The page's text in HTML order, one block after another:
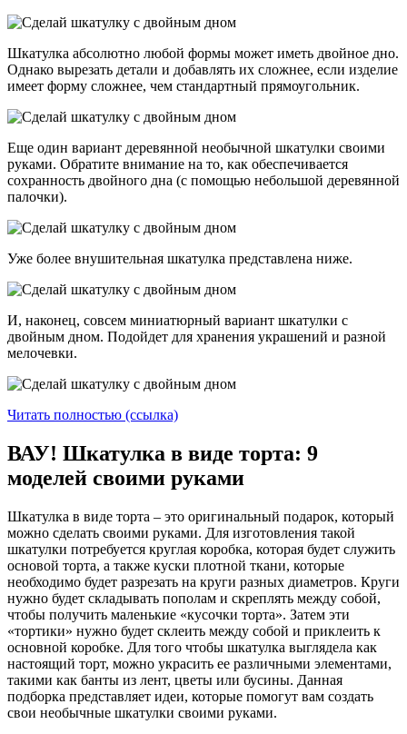
Шкатулка абсолютно любой формы может иметь двойное дно.
Однако вырезать детали и добавлять их сложнее, если изделие
имеет форму сложнее, чем стандартный прямоугольник.
Еще один вариант деревянной необычной шкатулки своими
руками. Обратите внимание на то, как обеспечивается
сохранность двойного дна (с помощью небольшой деревянной
палочки).
Уже более внушительная шкатулка представлена ниже.
И, наконец, совсем миниатюрный вариант шкатулки с
двойным дном. Подойдет для хранения украшений и разной
мелочевки.
Читать полностью (ссылка)
ВАУ! Шкатулка в виде торта: 9
моделей своими руками
Шкатулка в виде торта – это оригинальный подарок, который
можно сделать своими руками. Для изготовления такой
шкатулки потребуется круглая коробка, которая будет служить
основой торта, а также куски плотной ткани, которые
необходимо будет разрезать на круги разных диаметров. Круги
нужно будет складывать пополам и скреплять между собой,
чтобы получить маленькие «кусочки торта». Затем эти
«тортики» нужно будет склеить между собой и приклеить к
основной коробке. Для того чтобы шкатулка выглядела как
настоящий торт, можно украсить ее различными элементами,
такими как банты из лент, цветы или бусины. Данная
подборка представляет идеи, которые помогут вам создать
свои необычные шкатулки своими руками.